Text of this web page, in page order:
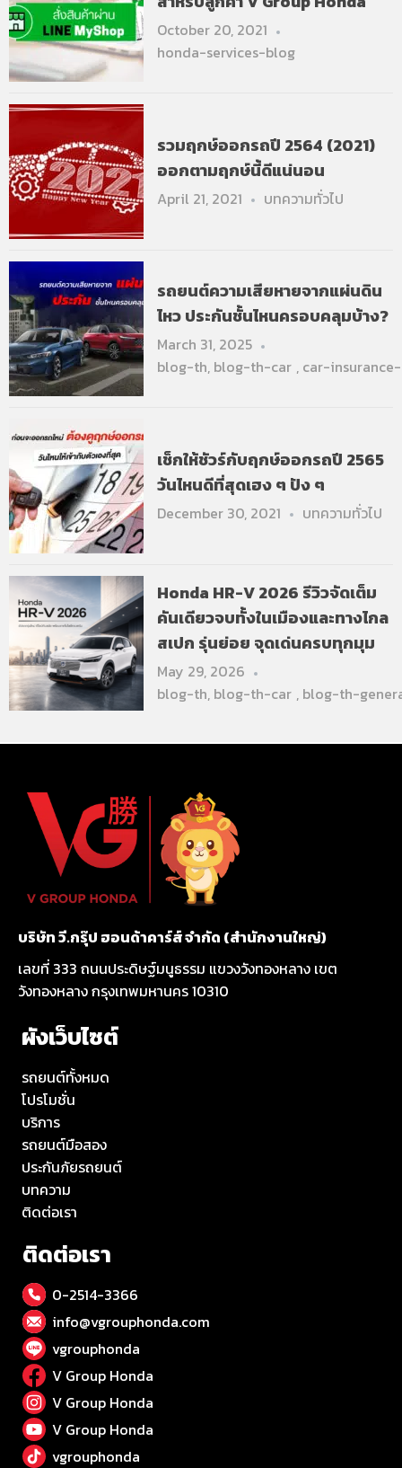
October 20, 2021
honda-services-blog
รวมฤกษ์ออกรถปี 2564 (2021)
ออกตามฤกษ์นี้ดีแน่นอน
April 21, 2021 บทความทั่วไป
รถยนต์ความเสียหายจากแผ่นดิน
ไหว ประกันชั้นไหนครอบคลุมบ้าง?
March 31, 2025
blog-th, blog-th-car , car-
เช็กให้ชัวร์กับฤกษ์ออกรถปี 2565
วันไหนดีที่สุดเฮง ๆ ปัง ๆ
December 30, 2021 บทความทั่วไป
Honda HR-V 2026 รีวิวจัดเต็ม
คันเดียวจบทั้งในเมืองและทางไกล
สเปก รุ่นย่อย จุดเด่นครบทุกมุม
May 29, 2026
blog-th, blog-th-car , blog-th-
บริษัท วี.กรุ๊ป ฮอนด้าคาร์ส์ จำกัด (สำนักงานใหญ่)
เลขที่ 333 ถนนประดิษฐ์มนูธรรม แขวงวังทองหลาง เขต
วังทองหลาง กรุงเทพมหานคร 10310
ผังเว็บไซต์
รถยนต์ทั้งหมด
โปรโมชั่น
บริการ
รถยนต์มือสอง
ประกันภัยรถยนต์
บทความ
ติดต่อเรา
ติดต่อเรา
0-2514-3366
info@vgrouphonda.com
vgrouphonda
V Group Honda
V Group Honda
V Group Honda
vgrouphonda